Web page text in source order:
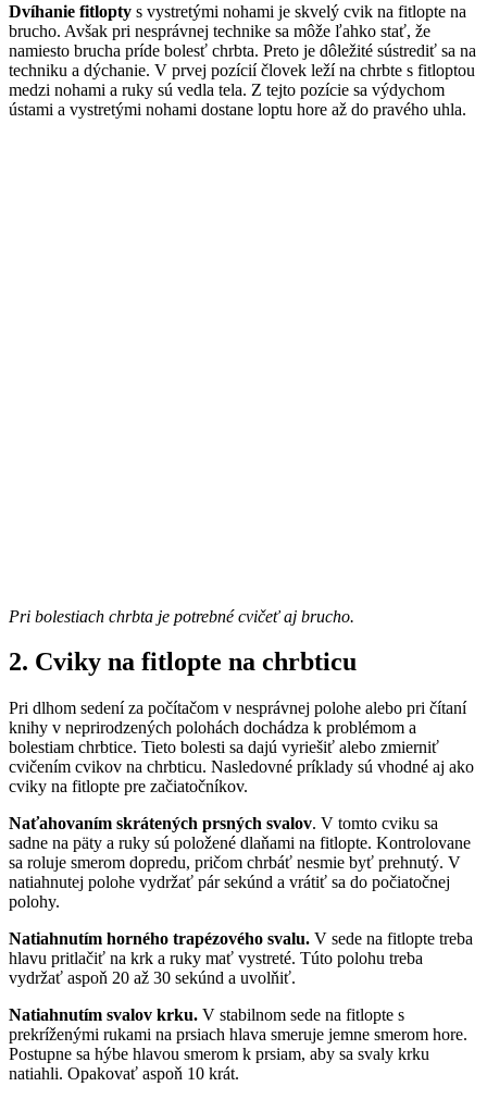
Dvíhanie fitlopty s vystretými nohami je skvelý cvik na fitlopte na
brucho. Avšak pri nesprávnej technike sa môže ľahko stať, že
namiesto brucha príde bolesť chrbta. Preto je dôležité sústrediť sa na
techniku a dýchanie. V prvej pozícií človek leží na chrbte s fitloptou
medzi nohami a ruky sú vedla tela. Z tejto pozície sa výdychom
ústami a vystretými nohami dostane loptu hore až do pravého uhla.
Pri bolestiach chrbta je potrebné cvičeť aj brucho.
2. Cviky na fitlopte na chrbticu
Pri dlhom sedení za počítačom v nesprávnej polohe alebo pri čítaní
knihy v neprirodzených polohách dochádza k problémom a
bolestiam chrbtice. Tieto bolesti sa dajú vyriešiť alebo zmierniť
cvičením cvikov na chrbticu. Nasledovné príklady sú vhodné aj ako
cviky na fitlopte pre začiatočníkov.
Naťahovaním skrátených prsných svalov. V tomto cviku sa
sadne na päty a ruky sú položené dlaňami na fitlopte. Kontrolovane
sa roluje smerom dopredu, pričom chrbáť nesmie byť prehnutý. V
natiahnutej polohe vydržať pár sekúnd a vrátiť sa do počiatočnej
polohy.
Natiahnutím horného trapézového svalu. V sede na fitlopte treba
hlavu pritlačiť na krk a ruky mať vystreté. Túto polohu treba
vydržať aspoň 20 až 30 sekúnd a uvolňiť.
Natiahnutím svalov krku. V stabilnom sede na fitlopte s
prekríženými rukami na prsiach hlava smeruje jemne smerom hore.
Postupne sa hýbe hlavou smerom k prsiam, aby sa svaly krku
natiahli. Opakovať aspoň 10 krát.